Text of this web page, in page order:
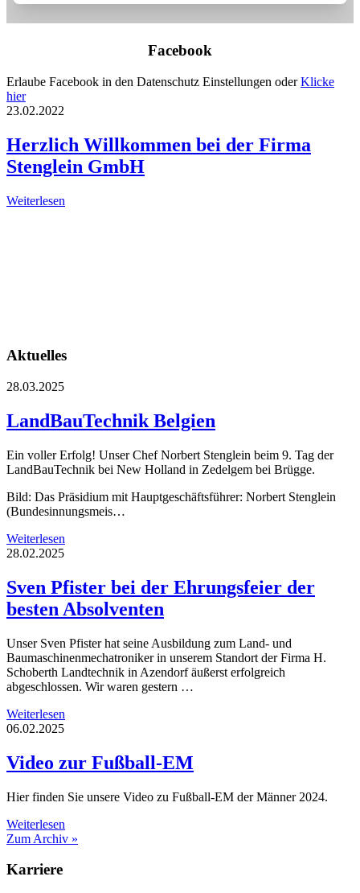
Facebook
Erlaube Facebook in den Datenschutz Einstellungen oderKlicke
hier
23.02.2022
Herzlich Willkommen bei der Firma
Stenglein GmbH
Weiterlesen
Aktuelles
28.03.2025
LandBauTechnik Belgien
Ein voller Erfolg! Unser Chef Norbert Stenglein beim 9. Tag der
LandBauTechnik bei New Holland in Zedelgem bei Brügge.
Bild: Das Präsidium mit Hauptgeschäftsführer: Norbert Stenglein
(Bundesinnungsmeis…
Weiterlesen
28.02.2025
Sven Pfister bei der Ehrungsfeier der
besten Absolventen
Unser Sven Pfister hat seine Ausbildung zum Land- und
Baumaschinenmechatroniker in unserem Standort der Firma H.
Schoberth Landtechnik in Azendorf äußerst erfolgreich
abgeschlossen. Wir waren gestern …
Weiterlesen
06.02.2025
Video zur Fußball-EM
Hier finden Sie unsere Video zu Fußball-EM der Männer 2024.
Weiterlesen
Zum Archiv »
Karriere